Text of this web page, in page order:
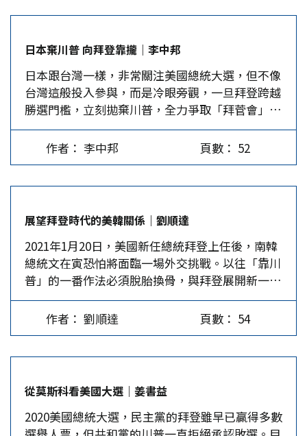
金額與武器性能；最近半年又接連派遣高階官員到
台灣訪問，讓美台關係的友好程度大幅增加。 兩
岸關係則是每況愈下，自蔡英文2016年當選總統
後，因拒不承認「九二共識」，兩岸關係本就倒
退，川普拉攏台灣更讓採取「親美反中」策略的蔡
英文政府獲得支撐，加速倒向美國，並在亞太地區
扮演反中的先鋒，使得兩岸關係更加惡化。大陸的
軍機艦接連繞台巡弋或穿越海峽中線對台施壓，兩
加願意軍售台灣。 然而，中國模式的抗疫阻擊戰
震驚世界！截至11月24日，美國有25.7萬多人死於
新冠肺炎，是大陸死亡人數的55倍；更有1200萬
多人確診，是大陸感染人數的139倍。儘管台北死
忠川普，不斷攻訐大陸和世衛組織的防疫數據和作
為，無奈宣傳不敵事實，杯水難救車薪。 更窘的
是，台灣的防疫成績還比不上人口更多而近在咫尺
的福建，且至今仍有些國家不相信台灣的防疫成
國大陸，也沒讓自己倖免於疫。…
日本棄川普 向拜登靠攏｜李中邦
日本跟台灣一樣，非常關注美國總統大選，但不像
台灣這般投入參與，而是冷眼旁觀，一旦拜登跨越
勝選門檻，立刻拋棄川普，全力爭取「拜菅會」、
布建「拜登人脈」，以鞏固美日同盟新關係。 美
國11月3日舉行了堪稱史上最醜陋、混亂，卻全球
矚目的總統大選。亞洲的關注度較歐洲有過之而無
等力挺川普，引起《華盛頓郵報》質疑；獨派媒體
參與傳播拜登兒子的醜聞；開票期間更有「川粉」
搖旗吶喊，乃至洗板AIT網站，鬧得沸沸揚揚。而
日本則剛好相反，官方、朝野政黨始終沒有議論，
媒體固有大篇幅報導、評論，但皆屬陳述事實，絕
無「川粉」或「拜粉」說三道四，全都冷眼旁觀，
伺機而發。 日媒發洩對川普的怨氣 雖然川普當政
四年間，與前日相安倍狀似哥倆好，安倍可說是全
判，敲開日本農產品、肉品市場，而日本幾乎一無
所獲；川普屢次要脅日本要多負擔駐日美軍軍費；
對日本部分鋼鐵、鋁製品課徵追加關稅。安倍政府
作者： 李中邦 頁數： 52
展望拜登時代的美韓關係｜劉順達
2021年1月20日，美國新任總統拜登上任後，南韓
總統文在寅恐怕將面臨一場外交挑戰。以往「靠川
普」的一番作法必須脫胎換骨，與拜登展開新一輪
外交戰爭，預料將遭遇「山重山」障礙。 美國變
天南韓面臨新挑戰 美國大選前，文在寅表面上保
持中立，但韓國人都知道，他心裡暗自支持川普連
一次「川金會」等，讓北韓國務委員長金正恩暫且
放下手邊的核試。 尤其，川普在競選連任期間，
向美國選民自豪地說，因為他的努力，阻止了金正
作者： 劉順達 頁數： 54
從莫斯科看美國大選｜姜書益
2020美國總統大選，民主黨的拜登雖早已贏得多數